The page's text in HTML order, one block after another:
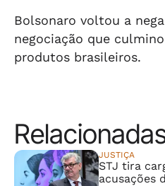
Bolsonaro voltou a
negociação que
produtos brasileiros.
JUSTIÇA
STJ tira
acusações